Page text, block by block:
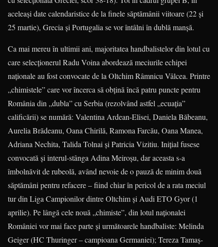
aceleaşi date calendaristice de la finele săptămânii viitoare (22 şi
25 martie), Grecia şi Portugalia se vor întâlni în dublă manşă.
Ca mai mereu în ultimii ani, majoritatea handbalistelor din lotul cu
care selecţionerul Radu Voina abordează meciurile echipei
naţionale au fost convocate de la Oltchim Râmnicu Vâlcea. Printre
„chimistele” care vor încerca să obţină încă patru puncte pentru
România din „dubla” cu Serbia (rezolvând astfel „ecuaţia”
calificării) se numără: Valentina Ardean-Elisei, Daniela Băbeanu,
Aurelia Brădeanu, Oana Chirilă, Ramona Farcău, Oana Manea,
Adriana Nechita, Talida Tolnai şi Patricia Vizitiu. Iniţial fusese
convocată şi interul-stânga Adina Meiroşu, dar aceasta s-a
îmbolnăvit de rubeolă, având nevoie de o pauză de minim două
săptămâni pentru refacere – fiind chiar în pericol de a rata meciul
tur din Liga Campionilor dintre Oltchim şi Audi ETO Gyor (1
aprilie). Pe lângă cele nouă „chimiste”, din lotul naţionalei
României vor mai face parte şi următoarele handbaliste: Melinda
Geiger (HC Thuringer – campioana Germaniei); Tereza Tamaş-